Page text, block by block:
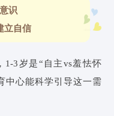
识
立自信
1-3岁是“自主vs羞怯怀
中心能科学引导这一需